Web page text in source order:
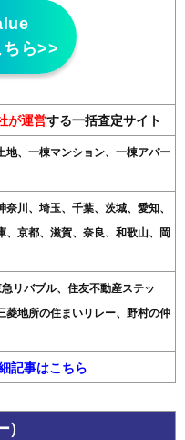
ちら>>
が運営する一括査定サイト
地、一棟マンション、一棟アパー
川、埼玉、千葉、茨城、愛知、
、京都、滋賀、奈良、和歌山、岡
リバブル、住友不動産ステッ
菱地所の住まいリレー、野村の仲
記事はこちら